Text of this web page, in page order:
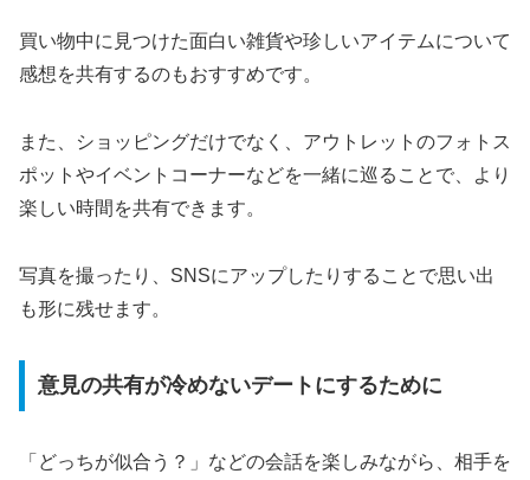
買い物中に見つけた面白い雑貨や珍しいアイテムについて
感想を共有するのもおすすめです。
また、ショッピングだけでなく、アウトレットのフォトス
ポットやイベントコーナーなどを一緒に巡ることで、より
楽しい時間を共有できます。
写真を撮ったり、SNSにアップしたりすることで思い出
も形に残せます。
意見の共有が冷めないデートにするために
「どっちが似合う？」などの会話を楽しみながら、相手を